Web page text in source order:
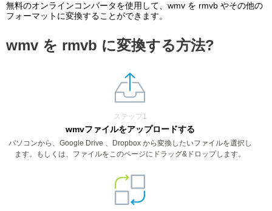
無料のオンラインコンバータを使用して、wmv を rmvb やその他の
フォーマットに変換することができます。
wmv を rmvb に変換する方法?
ステップ1
wmvファイルをアップロードする
パソコンから、Google Drive 、Dropbox から変換したいファイルを選択し
ます。もしくは、ファイルをこのページにドラッグ&ドロップします。